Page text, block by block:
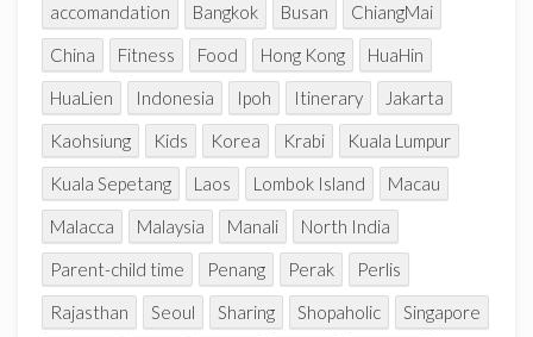
accomandation Bangkok Busan
ChiangMai
China
Fitness Food Hong Kong
HuaHin
HuaLien
Indonesia Ipoh Itinerary
Jakarta
Kaohsiung
Kids Korea Krabi
Kuala Lumpur
Kuala Sepetang
Laos Lombok Island
Macau
Malacca
Malaysia Manali
North India
Parent-child time
Penang Perak
Perlis
Rajasthan
Seoul Sharing Shopaholic
Singapore